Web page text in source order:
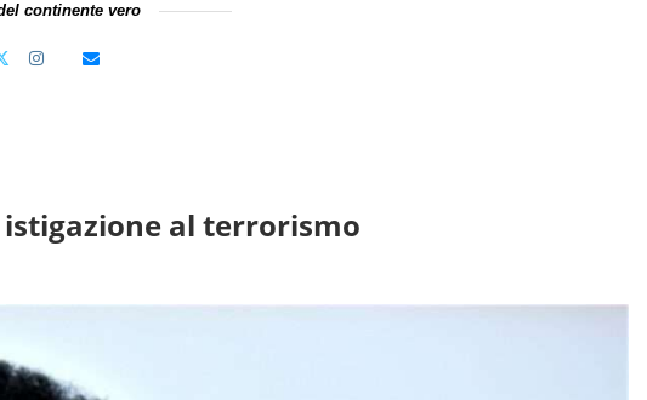
continente vero
al terrorismo